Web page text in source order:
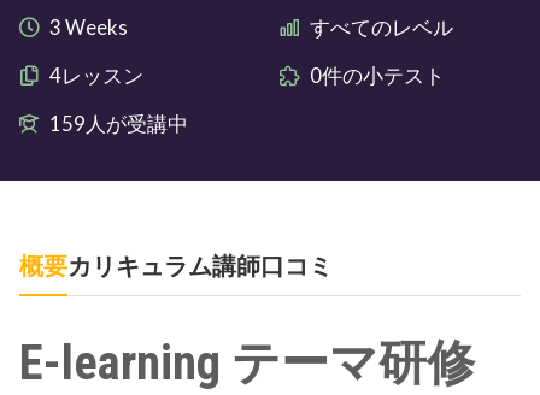
3 Weeks
すべてのレベル
4レッスン
0件の小テスト
159人が受講中
概要カリキュラム講師口コミ
E-learning テーマ研修